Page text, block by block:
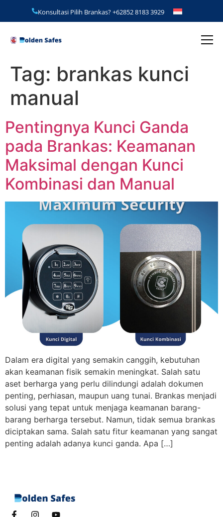
Konsultasi Pilih Brankas?+62852 8183 3929
Tag: brankas kunci
manual
Pentingnya Kunci Ganda
pada Brankas: Keamanan
Maksimal dengan Kunci
Kombinasi dan Manual
Dalam era digital yang semakin canggih, kebutuhan
akan keamanan fisik semakin meningkat. Salah satu
aset berharga yang perlu dilindungi adalah dokumen
penting, perhiasan, maupun uang tunai. Brankas menjadi
solusi yang tepat untuk menjaga keamanan barang-
barang berharga tersebut. Namun, tidak semua brankas
diciptakan sama. Salah satu fitur keamanan yang sangat
penting adalah adanya kunci ganda. Apa […]